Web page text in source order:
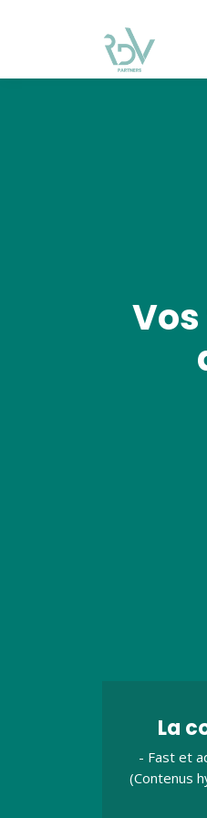
La
- Fast et
(Contenus